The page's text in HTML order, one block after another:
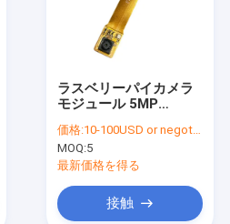
ラスベリーパイカメラ
モジュール 5MP
1080p ビデオ
価格:10-100USD or negotiable
MOQ:5
最新価格を得る
接触